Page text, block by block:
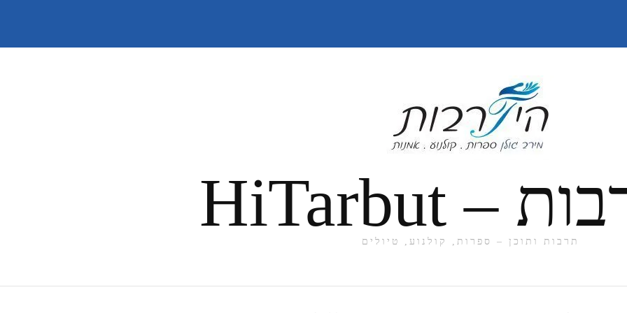
תרבות ותוכן – ספרות, קולנוע, טיולים